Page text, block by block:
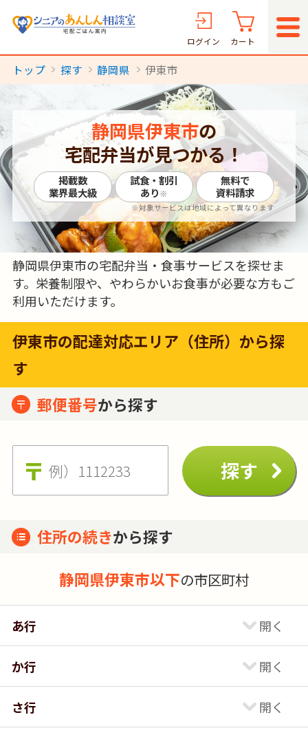
ログイン カート
トップ 探す 静岡県 伊東市
静岡県伊東市の
宅配弁当が見つかる！
掲載数
業界最大級
試食・割引
あり※
無料で
資料請求
※対象サービスは地域によって異なります
静岡県伊東市の宅配弁当・食事サービスを探せま
す。栄養制限や、やわらかいお食事が必要な方もご
利用いただけます。
伊東市の配達対応エリア（住所）から探
す
郵便番号から探す
住所の続きから探す
静岡県伊東市以下の市区町村
あ行
か行
さ行